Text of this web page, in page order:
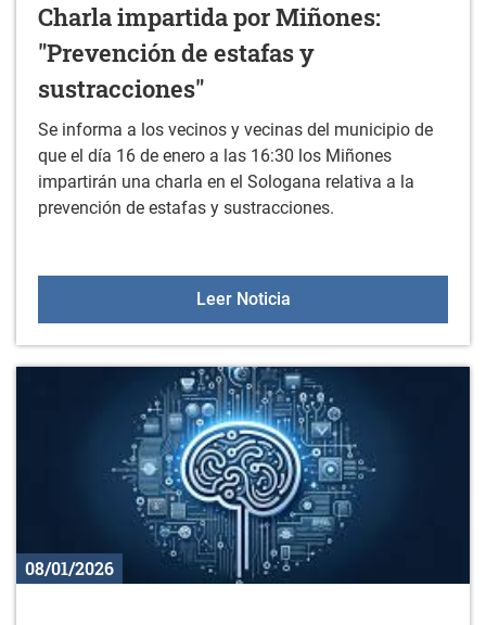
Charla impartida por Miñones:
"Prevención de estafas y
sustracciones"
Se informa a los vecinos y vecinas del municipio de
que el día 16 de enero a las 16:30 los Miñones
impartirán una charla en el Sologana relativa a la
prevención de estafas y sustracciones.
Leer NoticiaCharla impartida por
08/01/2026